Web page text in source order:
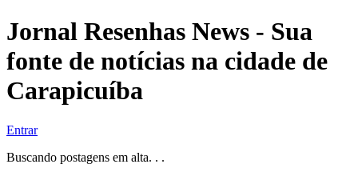
Jornal Resenhas News - Sua
fonte de notícias na cidade de
Carapicuíba
Entrar
Buscando postagens em alta. . .